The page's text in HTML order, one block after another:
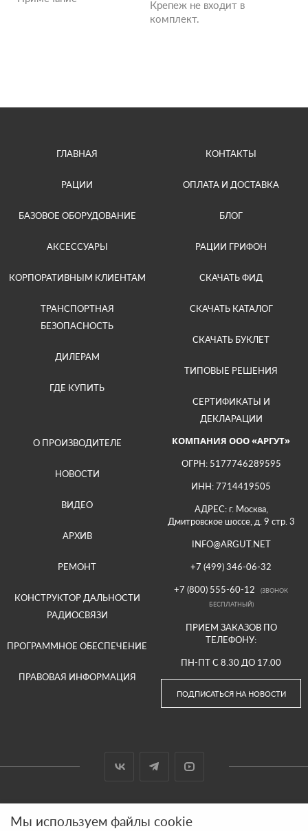
Крепеж не входит в
комплект.
ГЛАВНАЯ
РАЦИИ
БАЗОВОЕ ОБОРУДОВАНИЕ
АКСЕССУАРЫ
КОРПОРАТИВНЫМ КЛИЕНТАМ
ТРАНСПОРТНАЯ
БЕЗОПАСНОСТЬ
ДИЛЕРАМ
ГДЕ КУПИТЬ
КОНТАКТЫ
ОПЛАТА И ДОСТАВКА
БЛОГ
РАЦИИ ГРИФОН
СКАЧАТЬ ФИД
СКАЧАТЬ КАТАЛОГ
СКАЧАТЬ БУКЛЕТ
ТИПОВЫЕ РЕШЕНИЯ
СЕРТИФИКАТЫ И
ДЕКЛАРАЦИИ
О ПРОИЗВОДИТЕЛЕ
НОВОСТИ
ВИДЕО
АРХИВ
РЕМОНТ
КОНСТРУКТОР ДАЛЬНОСТИ
РАДИОСВЯЗИ
ПРОГРАММНОЕ ОБЕСПЕЧЕНИЕ
ПРАВОВАЯ ИНФОРМАЦИЯ
КОМПАНИЯ ООО «АРГУТ»
ОГРН: 5177746289595
ИНН: 7714419505
АДРЕС: г. Москва,
Дмитровское шоссе, д. 9 стр. 3
INFO@ARGUT.NET
+7 (499) 346-06-32
+7 (800) 555-60-12
(ЗВОНОК
БЕСПЛАТНЫЙ)
ПРИЕМ ЗАКАЗОВ ПО
ТЕЛЕФОНУ:
ПН-ПТ С 8.30 ДО 17.00
ПОДПИСАТЬСЯ НА НОВОСТИ
Мы используем файлы cookie